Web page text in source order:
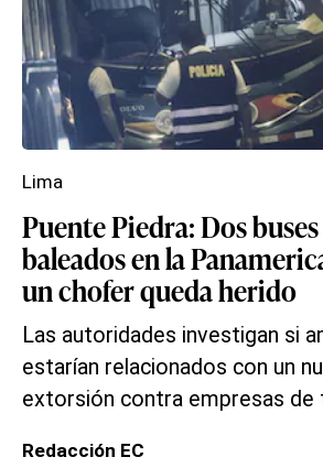
Puente Piedra: Dos
baleados en la
un chofer queda herido
Las autoridades investigan si
estarían relacionados con un
extorsión contra empresas de
Lima
Redacción EC